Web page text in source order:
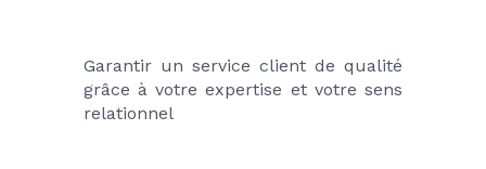
Garantir un service client de qualité
grâce à votre expertise et votre sens
relationnel